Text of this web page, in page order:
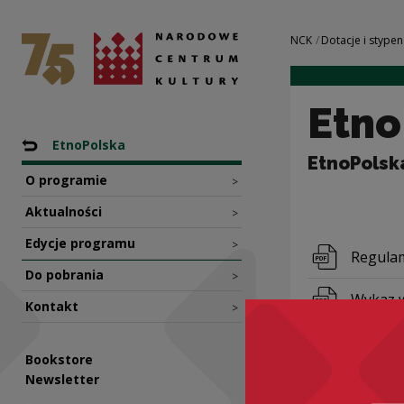
EtnoPolska 2023
National Centre for Culture Poland
Nawigacja
Back to: Programy dotacyjne NCK
EtnoPolska
O programie >
Aktualności >
Edycje programu >
Do pobrania >
Kontakt >
Bookstore
Newsletter
Navigation
NCK Dotacje i
Wykaz